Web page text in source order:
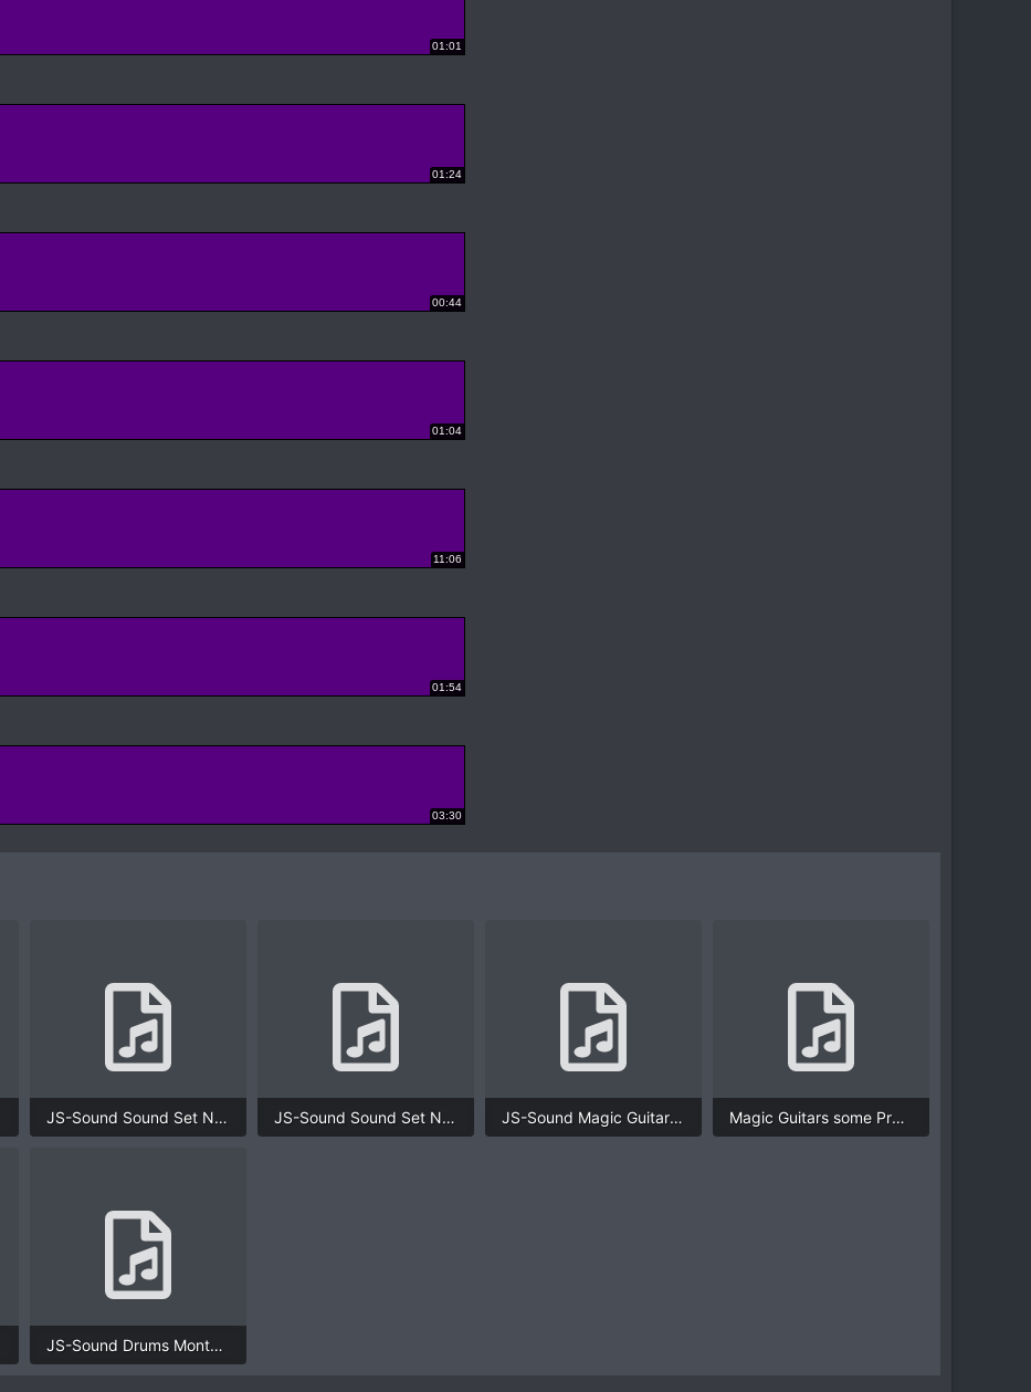
JS-Sound Sound Set Noise Live Preset - Piano for Chill.mp3 JS-Sound Sound Set Noise Live Preset - Wild Life.mp3 JS-Sound Magic Guitars Finger GTR1.mp3 Magic Guitars some Presets.mp3
JS-Sound Drums Montage Line-Out.mp3